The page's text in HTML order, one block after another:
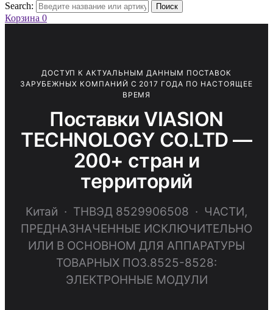
Search:
Поиск
Корзина 0
ДОСТУП К АКТУАЛЬНЫМ ДАННЫМ ПОСТАВОК
ЗАРУБЕЖНЫХ КОМПАНИЙ С 2017 ГОДА ПО НАСТОЯЩЕЕ
ВРЕМЯ
Поставки VIASION
TECHNOLOGY CO.LTD —
200+ стран и
территорий
Китай · ТНВЭД 8529906508 · ЧАСТИ,
ПРЕДНАЗНАЧЕННЫЕ ИСКЛЮЧИТЕЛЬНО
ИЛИ В ОСНОВНОМ ДЛЯ АППАРАТУРЫ
ТОВАРНЫХ ПОЗ.8525-8528:
ЭЛЕКТРОННЫЕ МОДУЛИ